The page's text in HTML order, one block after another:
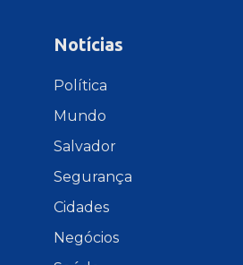
Notícias
Política
Mundo
Salvador
Segurança
Cidades
Negócios